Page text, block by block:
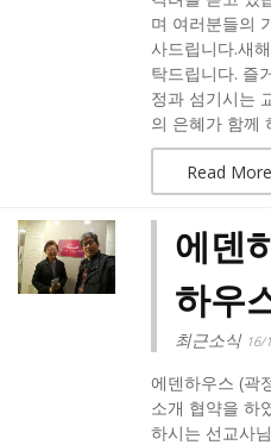
며 여러분들의
사드립니다.새
탁드립니다. 즐
정과 섬기시는
의 은혜가 함께
Read More
에덴
하우
최근소식 16/
에덴하우스 (곽
소개 협약을 하
하시는 선교사